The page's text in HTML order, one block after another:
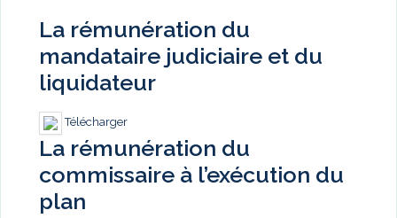
La rémunération du
mandataire judiciaire et du
liquidateur
Télécharger
La rémunération du
commissaire à l’exécution du
plan